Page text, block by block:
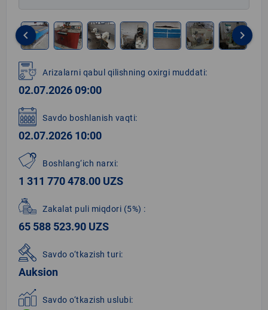
1
of
9
keyboard_arrow_left keyboard_arrow_right
Arizalarni qabul qilishning oxirgi muddati:
02.07.2026 09:00
Savdo boshlanish vaqti:
02.07.2026 10:00
Boshlang‘ich narxi:
1 311 770 478.00 UZS
Zakalat puli miqdori (5%) :
65 588 523.90 UZS
Savdo o‘tkazish turi:
Auksion
Savdo o‘tkazish uslubi: